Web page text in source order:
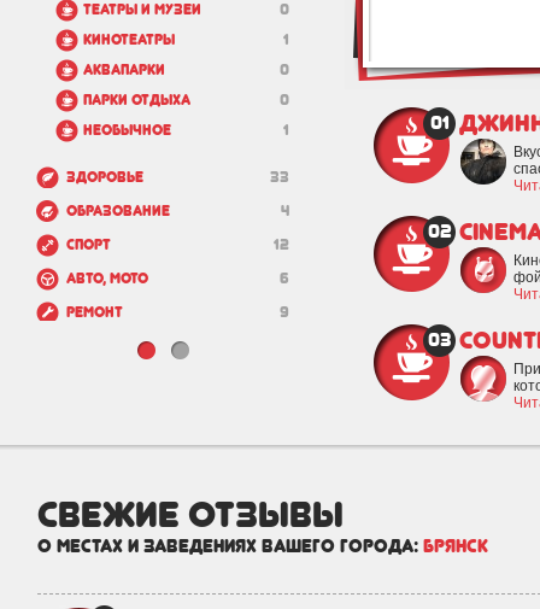
0
Театры и музеи
1
Кинотеатры
0
Аквапарки
0
Парки отдыха
1
Необычное
33
Здоровье
4
Образование
12
Спорт
6
Авто, мото
9
Ремонт
12
Бизнес
Зоо
10
Недвижимость и
01
02
03
свежие отзывы
о местах и заведениях вашего города: Брянск